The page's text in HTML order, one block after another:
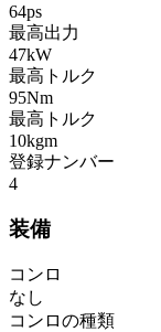
64ps
最高出力
47kW
最高トルク
95Nm
最高トルク
10kgm
登録ナンバー
4
装備
コンロ
なし
コンロの種類